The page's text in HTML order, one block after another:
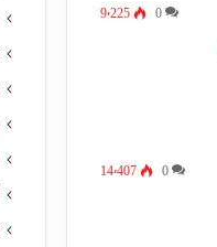
0 9٬225
0 14٬407